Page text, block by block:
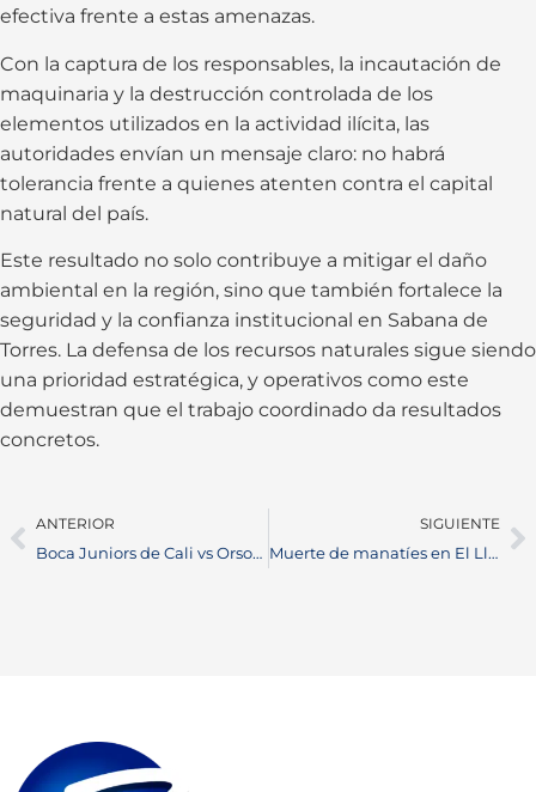
efectiva frente a estas amenazas.
Con la captura de los responsables, la incautación de
maquinaria y la destrucción controlada de los
elementos utilizados en la actividad ilícita, las
autoridades envían un mensaje claro: no habrá
tolerancia frente a quienes atenten contra el capital
natural del país.
Este resultado no solo contribuye a mitigar el daño
ambiental en la región, sino que también fortalece la
seguridad y la confianza institucional en Sabana de
Torres. La defensa de los recursos naturales sigue siendo
una prioridad estratégica, y operativos como este
demuestran que el trabajo coordinado da resultados
concretos.
ANTERIOR
Boca Juniors de Cali vs Orsomarso: duelo clave por la quinta fecha del Torneo BetPlay
SIGUIENTE
Muerte de manatíes en El Llanito genera alarma ambiental en Barrancabermeja